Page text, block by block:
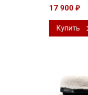
17 900 ₽
Купить